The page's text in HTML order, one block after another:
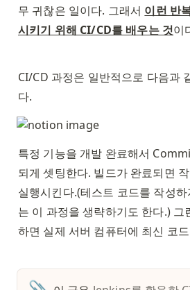
무 귀찮은 일이다. 그래서 이런 반
시키기 위해 CI/CD를 배우는 것이
CI/CD 과정은 일반적으로 다음과
다.
특정 기능을 개발 완료해서
되게 셋팅한다. 빌드가 완료되면
실행시킨다.(테스트 코드를 작성
는 이 과정을 생략하기도 한다.) 그
하면 실제 서버 컴퓨터에 최신 코